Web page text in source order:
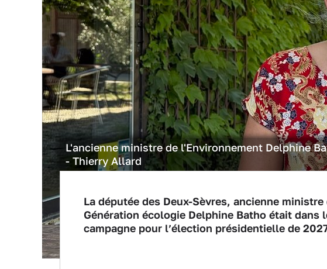
L'ancienne ministre de l'Environnement Delphine
- Thierry Allard
La députée des Deux-Sèvres, ancienne
Génération écologie Delphine Batho était dans
campagne pour l’élection présidentielle de